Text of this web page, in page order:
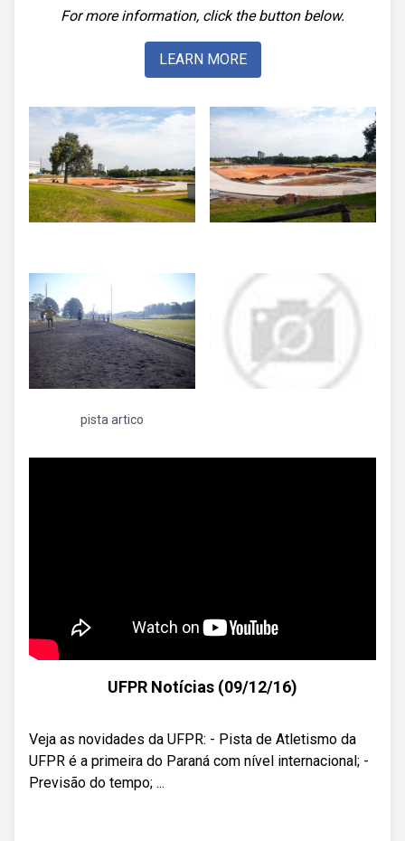
For more information, click the button below.
LEARN MORE
pista artico
UFPR Notícias (09/12/16)
Veja as novidades da UFPR: - Pista de Atletismo da
UFPR é a primeira do Paraná com nível internacional; -
Previsão do tempo; ...